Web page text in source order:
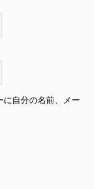
に自分の名前、メー